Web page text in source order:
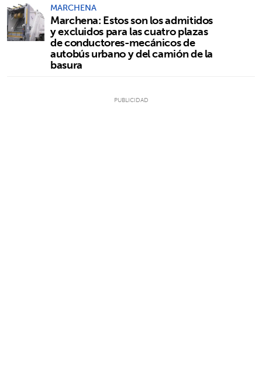
MARCHENA
Marchena: Estos son los admitidos
y excluidos para las cuatro plazas
de conductores-mecánicos de
autobús urbano y del camión de la
basura